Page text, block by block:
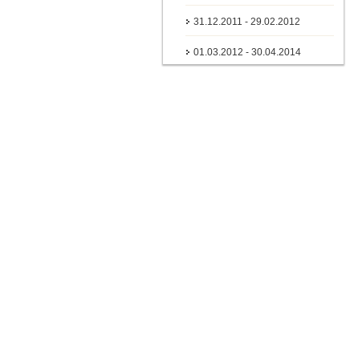
31.12.2011 - 29.02.2012
01.03.2012 - 30.04.2014